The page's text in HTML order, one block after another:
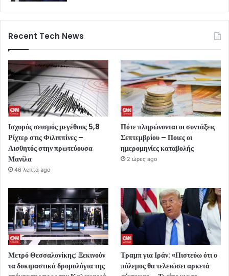
Recent Tech News
Ισχυρός σεισμός μεγέθους 5,8
Ρίχτερ στις Φιλιππίνες –
Αισθητός στην πρωτεύουσα
Μανίλα
46 λεπτά ago
Πότε πληρώνονται οι συντάξεις
Σεπτεμβρίου – Ποιες οι
ημερομηνίες καταβολής
2 ώρες ago
Μετρό Θεσσαλονίκης: Ξεκινούν
τα δοκιμαστικά δρομολόγια της
Τραμπ για Ιράν: «Πιστεύω ότι ο
πόλεμος θα τελειώσει αρκετά